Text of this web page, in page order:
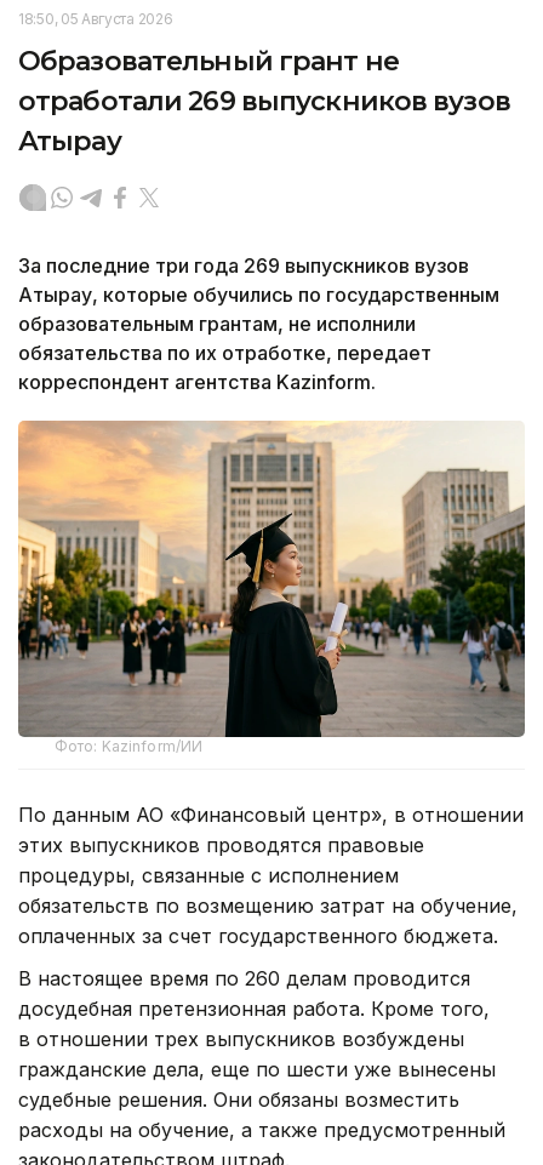
18:50, 05 Августа 2026
Образовательный грант не
отработали 269 выпускников вузов
Атырау
За последние три года 269 выпускников вузов
Атырау, которые обучились по государственным
образовательным грантам, не исполнили
обязательства по их отработке, передает
корреспондент агентства Kazinform.
Фото: Kazinform/ИИ
По данным АО «Финансовый центр», в отношении
этих выпускников проводятся правовые
процедуры, связанные с исполнением
обязательств по возмещению затрат на обучение,
оплаченных за счет государственного бюджета.
В настоящее время по 260 делам проводится
досудебная претензионная работа. Кроме того,
в отношении трех выпускников возбуждены
гражданские дела, еще по шести уже вынесены
судебные решения. Они обязаны возместить
расходы на обучение, а также предусмотренный
законодательством штраф.